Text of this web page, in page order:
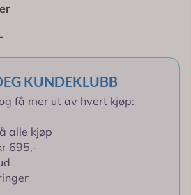
KUNDEKLUBB
få mer ut av hvert kjøp:
alle kjøp
695,-